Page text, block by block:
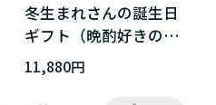
冬生まれさんの誕生日
ギフト（晩酌好きの方
へ）
11,880円